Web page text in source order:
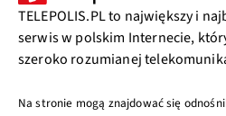
TELEPOLIS.PL to największy i
serwis w polskim Internecie,
szeroko rozumianej
Na stronie mogą znajdować się